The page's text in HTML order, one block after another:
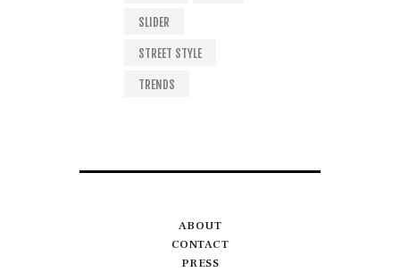
SLIDER
STREET STYLE
TRENDS
ABOUT
CONTACT
PRESS